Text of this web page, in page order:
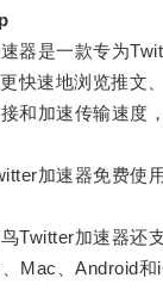
是一款专为
快速地浏览推文
加速传输速度
加速器免费使用
加速器还
Mac、Android